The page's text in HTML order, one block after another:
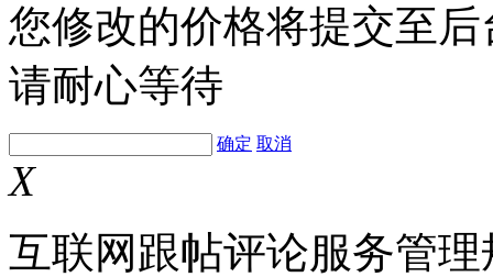
您修改的价格将提交至
请耐心等待
确定 取消
X
互联网跟帖评论服务管理